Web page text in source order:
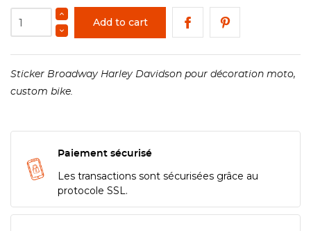
Add to cart
Sticker Broadway Harley Davidson pour décoration moto,
custom bike.
Paiement sécurisé
Les transactions sont sécurisées grâce au
protocole SSL.